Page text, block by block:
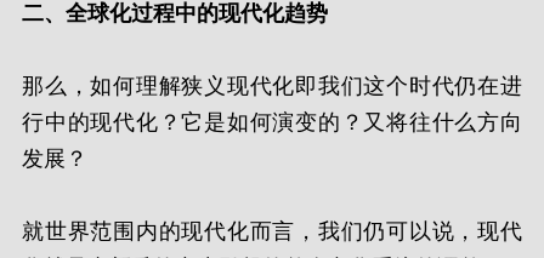
二、全球化过程中的现代化趋势
那么，如何理解狭义现代化即我们这个时代仍在进
行中的现代化？它是如何演变的？又将往什么方向
发展？
就世界范围内的现代化而言，我们仍可以说，现代